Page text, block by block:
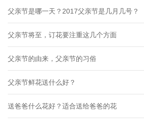
父亲节是哪一天？2017父亲节是几月几号？
父亲节将至，订花要注重这几个方面
父亲节的由来，父亲节的习俗
父亲节鲜花送什么好？
送爸爸什么花好？适合送给爸爸的花